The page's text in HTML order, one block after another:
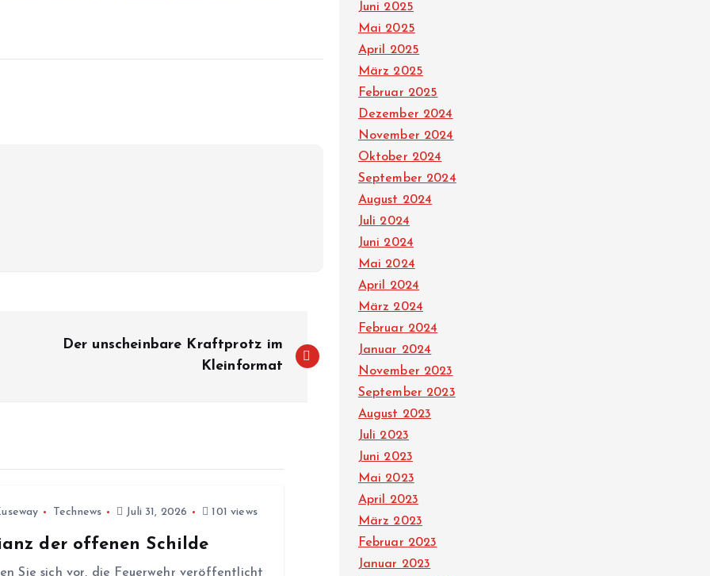
Der unscheinbare Kraftprotz im
Kleinformat
Technews Juli 31, 2026 101 views
der offenen Schilde
Sie sich vor, die Feuerwehr veröffentlicht
Juni 2025
Mai 2025
April 2025
März 2025
Februar 2025
Dezember 2024
November 2024
Oktober 2024
September 2024
August 2024
Juli 2024
Juni 2024
Mai 2024
April 2024
März 2024
Februar 2024
Januar 2024
November 2023
September 2023
August 2023
Juli 2023
Juni 2023
Mai 2023
April 2023
März 2023
Februar 2023
Januar 2023